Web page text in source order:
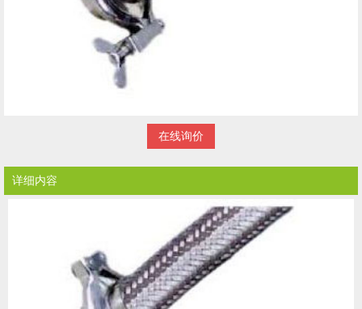
在线询价
详细内容